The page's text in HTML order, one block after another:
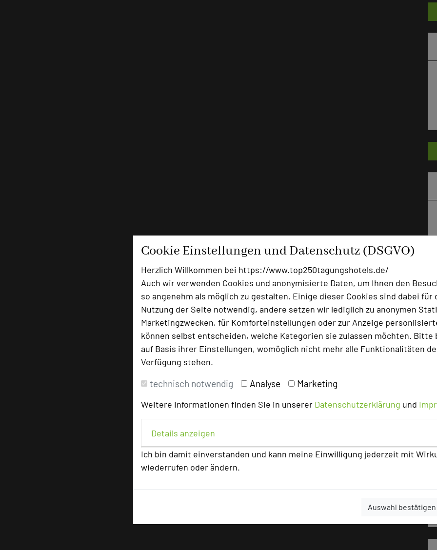
Cookie Einstellungen und Datenschutz (DSGVO)
Herzlich Willkommen bei https://www.top250tagungshotels.de/
Auch wir verwenden Cookies und anonymisierte Daten, um Ihnen den
so angenehm als möglich zu gestalten. Einige dieser Cookies sind dabei für
Nutzung der Seite notwendig, andere setzen wir lediglich zu anonymen
Marketingzwecken, für Komforteinstellungen oder zur Anzeige
können selbst entscheiden, welche Kategorien sie zulassen möchten. Bitte
auf Basis ihrer Einstellungen, womöglich nicht mehr alle Funktionalitäten
Verfügung stehen.
technisch notwendig Analyse Marketing
Weitere Informationen finden Sie in unserer Datenschutzerklärung und
Details anzeigen
Ich bin damit einverstanden und kann meine Einwilligung jederzeit mit
wiederrufen oder ändern.
Auswahl bestätigen